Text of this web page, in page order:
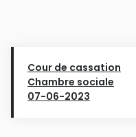
Cour de cassation
Chambre sociale
07-06-2023